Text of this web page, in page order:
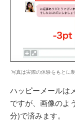
写真は実際の体験をもとに
ハッピーメールは
ですが、画像のよ
分)で済みます。